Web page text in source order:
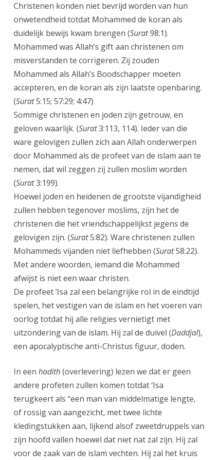
Christenen konden niet bevrijd worden van hun
onwetendheid totdat Mohammed de koran als
duidelijk bewijs kwam brengen (Surat98:1).
Mohammed was Allah’s gift aan christenen om
misverstanden te corrigeren. Zij zouden
Mohammed als Allah’s Boodschapper moeten
accepteren, en de koran als zijn laatste openbaring.
(Surat5:15; 57:29; 4:47)
Sommige christenen en joden zijn getrouw, en
geloven waarlijk. (Surat3:113, 114). Ieder van die
ware gelovigen zullen zich aan Allah onderwerpen
door Mohammed als de profeet van de islam aan te
nemen, dat wil zeggen zij zullen moslim worden
(Surat3:199).
Hoewel joden en heidenen de grootste vijandigheid
zullen hebben tegenover moslims, zijn het de
christenen die het vriendschappelijkst jegens de
gelovigen zijn. (Surat5:82). Ware christenen zullen
Mohammeds vijanden niet liefhebben (Surat58:22).
Met andere woorden, iemand die Mohammed
afwijst is niet een waar christen.
De profeet ‘Isa zal een belangrijke rol in de eindtijd
spelen, het vestigen van de islam en het voeren van
oorlog totdat hij alle religies vernietigt met
uitzondering van de islam. Hij zal de duivel (Daddjal),
een apocalyptische anti-Christus figuur, doden.
In een hadith(overlevering) lezen we dat er geen
andere profeten zullen komen totdat ‘Isa
terugkeert als “een man van middelmatige lengte,
of rossig van aangezicht, met twee lichte
kledingstukken aan, lijkend alsof zweetdruppels van
zijn hoofd vallen hoewel dat niet nat zal zijn. Hij zal
voor de zaak van de islam vechten. Hij zal het kruis